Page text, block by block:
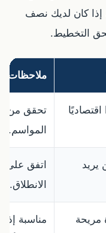
إذا كان لديك نصف
التخطيط.
ملاحظات
تحقق من
المواسم.
يريد
اتفق على
الانطلاق.
مريحة
مناسبة